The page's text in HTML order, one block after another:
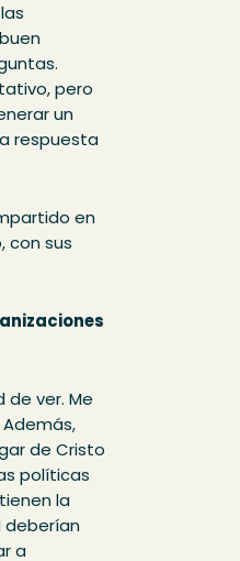
pero
un
respuesta
en
con sus
ver. Me
de Cristo
políticas
la
deberían
a